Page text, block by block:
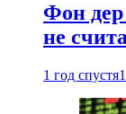
Фон
не
1 год спустя